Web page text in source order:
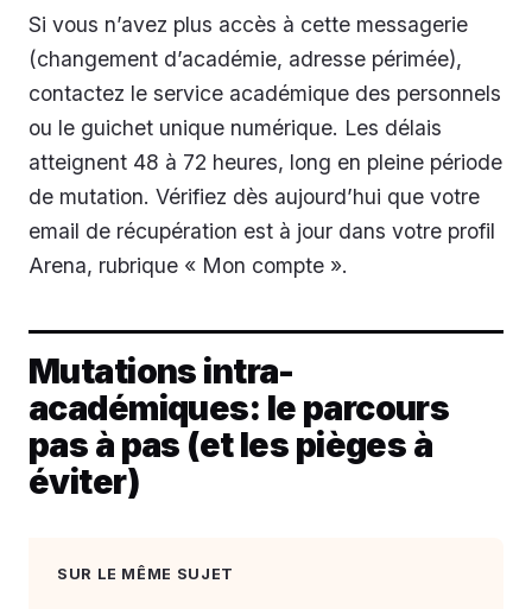
Si vous n’avez plus accès à cette messagerie
(changement d’académie, adresse périmée),
contactez le service académique des personnels
ou le guichet unique numérique. Les délais
atteignent 48 à 72 heures, long en pleine période
de mutation. Vérifiez dès aujourd’hui que votre
email de récupération est à jour dans votre profil
Arena, rubrique « Mon compte ».
Mutations intra-
académiques: le parcours
pas à pas (et les pièges à
éviter)
SUR LE MÊME SUJET